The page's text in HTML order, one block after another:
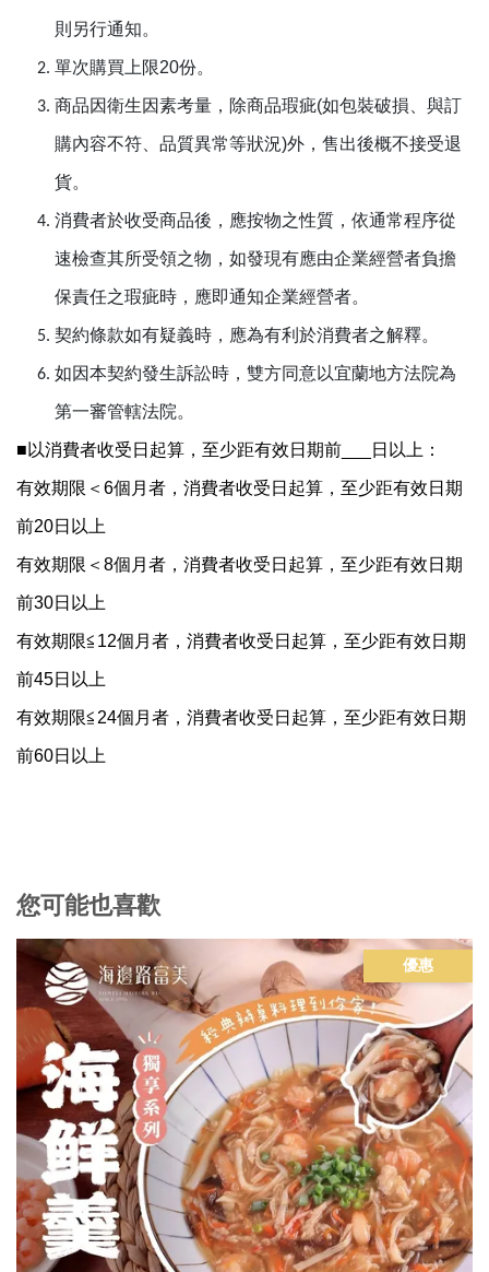
則另行通知。
單次購買上限20份。
商品因衛生因素考量，除商品瑕疵(如包裝破損、與訂
購內容不符、品質異常等狀況)外，售出後概不接受退
貨。
消費者於收受商品後，應按物之性質，依通常程序從
速檢查其所受領之物，如發現有應由企業經營者負擔
保責任之瑕疵時，應即通知企業經營者。
契約條款如有疑義時，應為有利於消費者之解釋。
如因本契約發生訴訟時，雙方同意以宜蘭地方法院為
第一審管轄法院。
■以消費者收受日起算，至少距有效日期前___­­日以上：
有效期限＜6個月者，消費者收受日起算，至少距有效日期
前20日以上
有效期限＜8個月者，消費者收受日起算，至少距有效日期
前30日以上
有效期限≦12個月者，消費者收受日起算，至少距有效日期
前45日以上
有效期限≦24個月者，消費者收受日起算，至少距有效日期
前60日以上
您可能也喜歡
優惠